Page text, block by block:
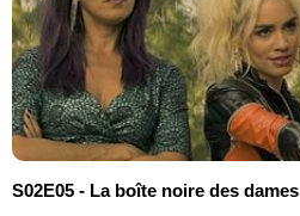
S02E05 - La boîte noire des dames